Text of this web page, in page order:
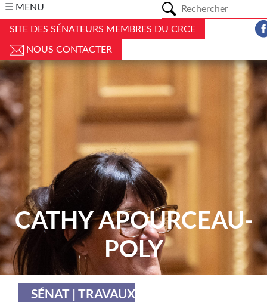
☰ MENU
SITE DES SÉNATEURS MEMBRES DU CRCE
NOUS CONTACTER
CATHY APOURCEAU-
POLY
SÉNAT | TRAVAUX